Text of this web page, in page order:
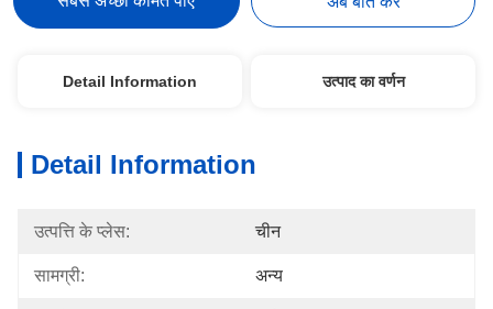
Detail Information उत्पाद का वर्णन
Detail Information
उत्पत्ति के प्लेस: चीन
सामग्री: अन्य